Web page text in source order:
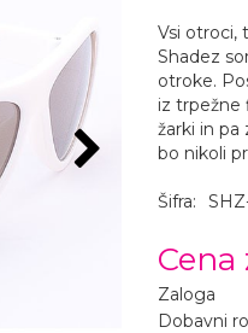
Vsi otroci,
Shadez
otroke.
iz trpežne
žarki in pa
bo nikoli
Šifra:
Cena
Zaloga
Dobavni